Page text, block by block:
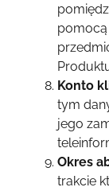
Konto
tym
jego
Okres
trakcie